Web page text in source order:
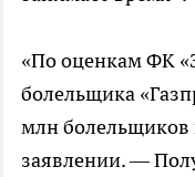
«По оценкам ФК
болельщика
млн болельщиков
заявлении. —